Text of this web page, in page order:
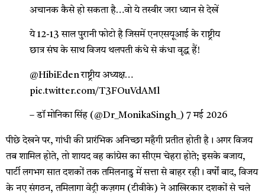
अचानक कैसे हो सकता है…वो ये तस्वीर जरा ध्यान से देखें
ये 12-13 साल पुरानी फोटो है जिसमें एनएसयूआई के राष्ट्रीय
छात्र संघ के साथ विजय थलपती कंधे से कंधा वृद्ध हैं!
@HibiEdenराष्ट्रीय अध्यक्ष…
pic.twitter.com/T3FOuVdAMl
– डॉ मोनिका सिंह (@Dr_MonikaSingh_) 7 मई 2026
पीछे देखने पर, गांधी की प्रारंभिक अनिच्छा महँगी प्रतीत होती है। अगर विजय
तब शामिल होते, तो शायद वह कांग्रेस का सीएम चेहरा होते; इसके बजाय,
पार्टी लगभग सात दशकों तक तमिलनाडु में सत्ता से बाहर रही। वर्षों बाद, विजय
के नए संगठन, तमिलागा वेट्री कज़गम (टीवीके) ने आखिरकार दशकों से चले